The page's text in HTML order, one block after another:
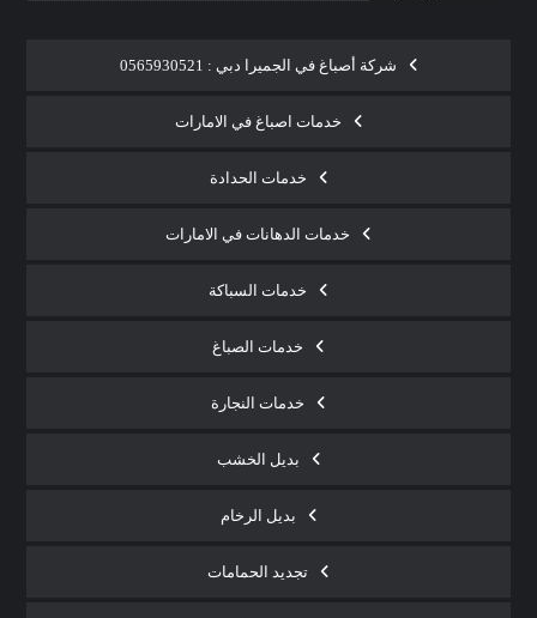
شركة أصباغ في الجميرا دبي : 0565930521
خدمات اصباغ في الامارات
خدمات الحدادة
خدمات الدهانات في الامارات
خدمات السباكة
خدمات الصباغ
خدمات النجارة
بديل الخشب
بديل الرخام
تجديد الحمامات